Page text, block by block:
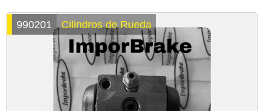
990201 Cilindros de Rueda